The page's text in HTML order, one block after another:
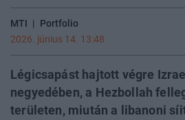
MTI | Portfolio
2026. június 14. 13:48
Légicsapást hajtott végre
negyedében, a Hezbollah
területen, miután a libanoni